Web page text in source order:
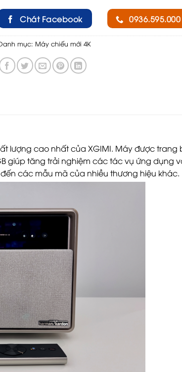
Chát Facebook 0936.595.000
mục: Máy chiếu mới 4K
lượng cao nhất của XGIMI. Máy được trang
giúp tăng trải nghiệm các tác vụ ứng dụng
các mẫu mã của nhiều thương hiệu khác.